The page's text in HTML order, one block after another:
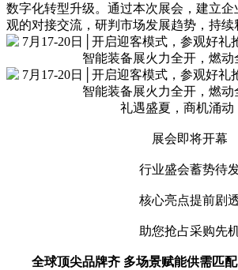
数字化转型升级。通过本次展会，建立
观的对接交流，研判市场发展趋势，持续
礼遇盛夏，商机涌动
展会即将开幕
行业盛会蓄势待
核心亮点提前剧
助您抢占采购先
全球顶尖品牌齐 多场景赋能供需匹配